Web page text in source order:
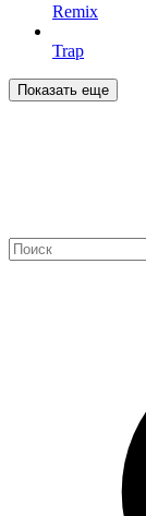
Remix
Trap
Показать еще